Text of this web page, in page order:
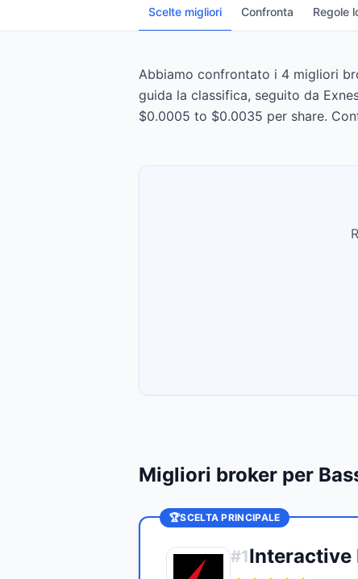
Scelte migliori Confronta Regole
Abbiamo confrontato i 4 migliori
guida la classifica, seguito da
$0.0005 to $0.0035 per share.
Migliori broker per
🏆SCELTA PRINCIPALE
#1Interactive